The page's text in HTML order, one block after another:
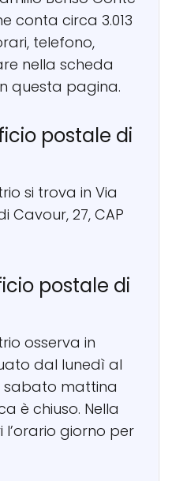
conta circa 3.013
telefono,
nella scheda
questa pagina.
postale di
si trova in Via
Cavour, 27, CAP
postale di
osserva in
dal lunedì al
sabato mattina
è chiuso. Nella
giorno per